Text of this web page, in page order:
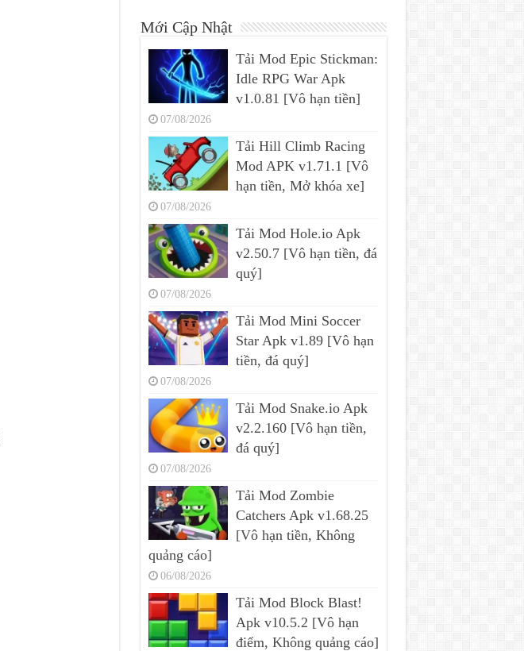
Mới Cập Nhật
Tải Mod Epic Stickman:
Idle RPG War Apk
v1.0.81 [Vô hạn tiền]
07/08/2026
Tải Hill Climb Racing
Mod APK v1.71.1 [Vô
hạn tiền, Mở khóa xe]
07/08/2026
Tải Mod Hole.io Apk
v2.50.7 [Vô hạn tiền, đá
quý]
07/08/2026
Tải Mod Mini Soccer
Star Apk v1.89 [Vô hạn
tiền, đá quý]
07/08/2026
Tải Mod Snake.io Apk
v2.2.160 [Vô hạn tiền,
đá quý]
07/08/2026
Tải Mod Zombie
Catchers Apk v1.68.25
[Vô hạn tiền, Không
quảng cáo]
06/08/2026
Tải Mod Block Blast!
Apk v10.5.2 [Vô hạn
điểm, Không quảng cáo]